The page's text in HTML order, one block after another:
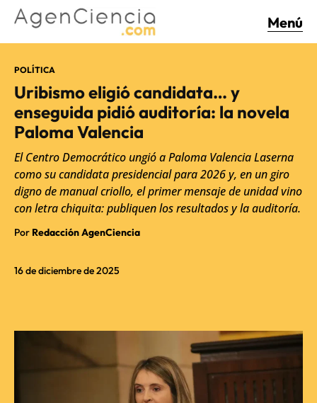
Menú
16 de diciembre de 2025
POLÍTICA
Uribismo eligió candidata… y
enseguida pidió auditoría: la novela
Paloma Valencia
El Centro Democrático ungió a Paloma Valencia Laserna
como su candidata presidencial para 2026 y, en un giro
digno de manual criollo, el primer mensaje de unidad vino
con letra chiquita: publiquen los resultados y la auditoría.
Por Redacción AgenCiencia